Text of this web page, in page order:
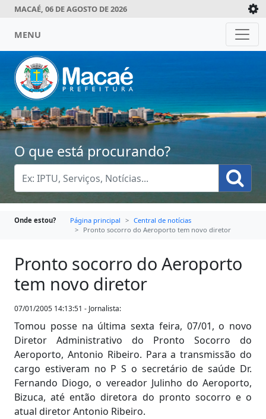
MACAÉ, 06 DE AGOSTO DE 2026
MENU
O que está procurando?
Onde estou? Página principal
Central de notícias
Pronto socorro do Aeroporto tem novo diretor
Pronto socorro do Aeroporto
tem novo diretor
07/01/2005 14:13:51 - Jornalista:
Tomou posse na última sexta feira, 07/01, o novo
Diretor Administrativo do Pronto Socorro do
Aeroporto, Antonio Ribeiro. Para a transmissão do
cargo estiveram no P S o secretário de saúde Dr.
Fernando Diogo, o vereador Julinho do Aeroporto,
Bizuca, até então diretora do pronto socorro e o
atual diretor Antonio Ribeiro.